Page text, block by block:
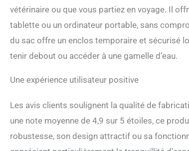
vétérinaire ou que vous partiez en voyage. Il
tablette ou un ordinateur portable, sans
du sac offre un enclos temporaire et sécurisé
tenir debout ou accéder à une gamelle d’eau.
Une expérience utilisateur positive
Les avis clients soulignent la qualité de
une note moyenne de 4,9 sur 5 étoiles, ce
robustesse, son design attractif ou sa